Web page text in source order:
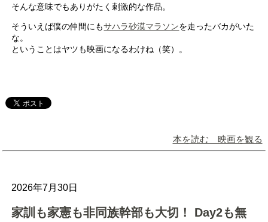
そんな意味でもありがたく刺激的な作品。
そういえば僕の仲間にもサハラ砂漠マラソンを走ったバカがいた
な。
ということはヤツも映画になるわけね（笑）。
本を読む 映画を観る
2026年7月30日
家訓も家憲も非同族幹部も大切！ Day2も無